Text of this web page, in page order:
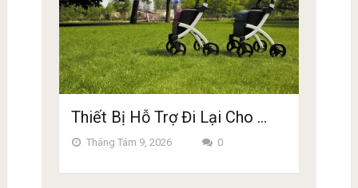
Thiết Bị Hỗ Trợ Đi Lại Cho …
Tháng Tám 9, 2026 0